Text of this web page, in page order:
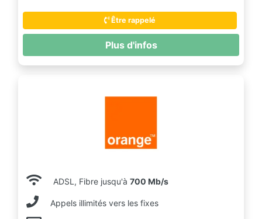
Être rappelé
Plus d'infos
ADSL, Fibre jusqu'à 700 Mb/s
Appels illimités vers les fixes